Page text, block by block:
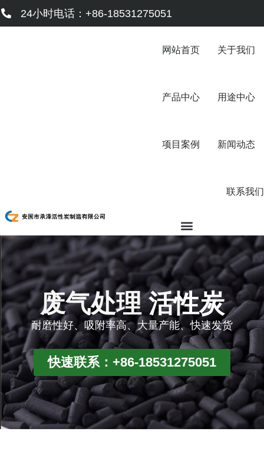
至
24小时电话：+86-18531275051
网站首页 关于我们
产品中心 用途中心
项目案例 新闻动态
联系我们
废气处理 活性炭
耐磨性好、吸附率高、大量产能、快速发货
快速联系：+86-18531275051